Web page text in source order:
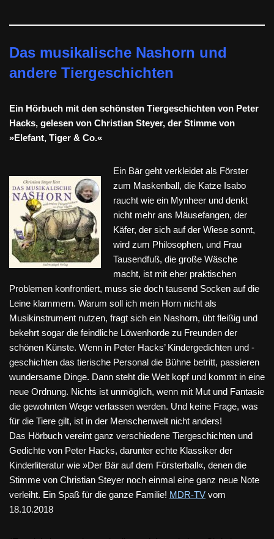
Das musikalische Nashorn und
andere Tiergeschichten
Ein Hörbuch mit den schönsten Tiergeschichten von Peter
Hacks, gelesen von Christian Steyer, der Stimme von
»Elefant, Tiger & Co.«
Ein Bär geht verkleidet als Förster
zum Maskenball, die Katze Isabo
raucht wie ein Mynheer und denkt
nicht mehr ans Mäusefangen, der
Käfer, der sich auf der Wiese sonnt,
wird zum Philosophen, und Frau
Tausendfuß, die große Wäsche
macht, ist mit eher praktischen
Problemen konfrontiert, muss sie doch tausend Socken auf die
Leine klammern. Warum soll ich mein Horn nicht als
Musikinstrument nutzen, fragt sich ein Nashorn, übt fleißig und
bekehrt sogar die feindliche Löwenhorde zu Freunden der
schönen Künste. Wenn in Peter Hacks’ Kindergedichten und -
geschichten das tierische Personal die Bühne betritt, passieren
wundersame Dinge. Dann steht die Welt kopf und kommt in eine
neue Ordnung. Nichts ist unmöglich, wenn mit Mut und Fantasie
die gewohnten Wege verlassen werden. Und keine Frage, was
für die Tiere gilt, ist in der Menschenwelt nicht anders!
Das Hörbuch vereint ganz verschiedene Tiergeschichten und
Gedichte von Peter Hacks, darunter echte Klassiker der
Kinderliteratur wie »Der Bär auf dem Försterball«, denen die
Stimme von Christian Steyer noch einmal eine ganz neue Note
verleiht. Ein Spaß für die ganze Familie! MDR-TV vom
18.10.2018